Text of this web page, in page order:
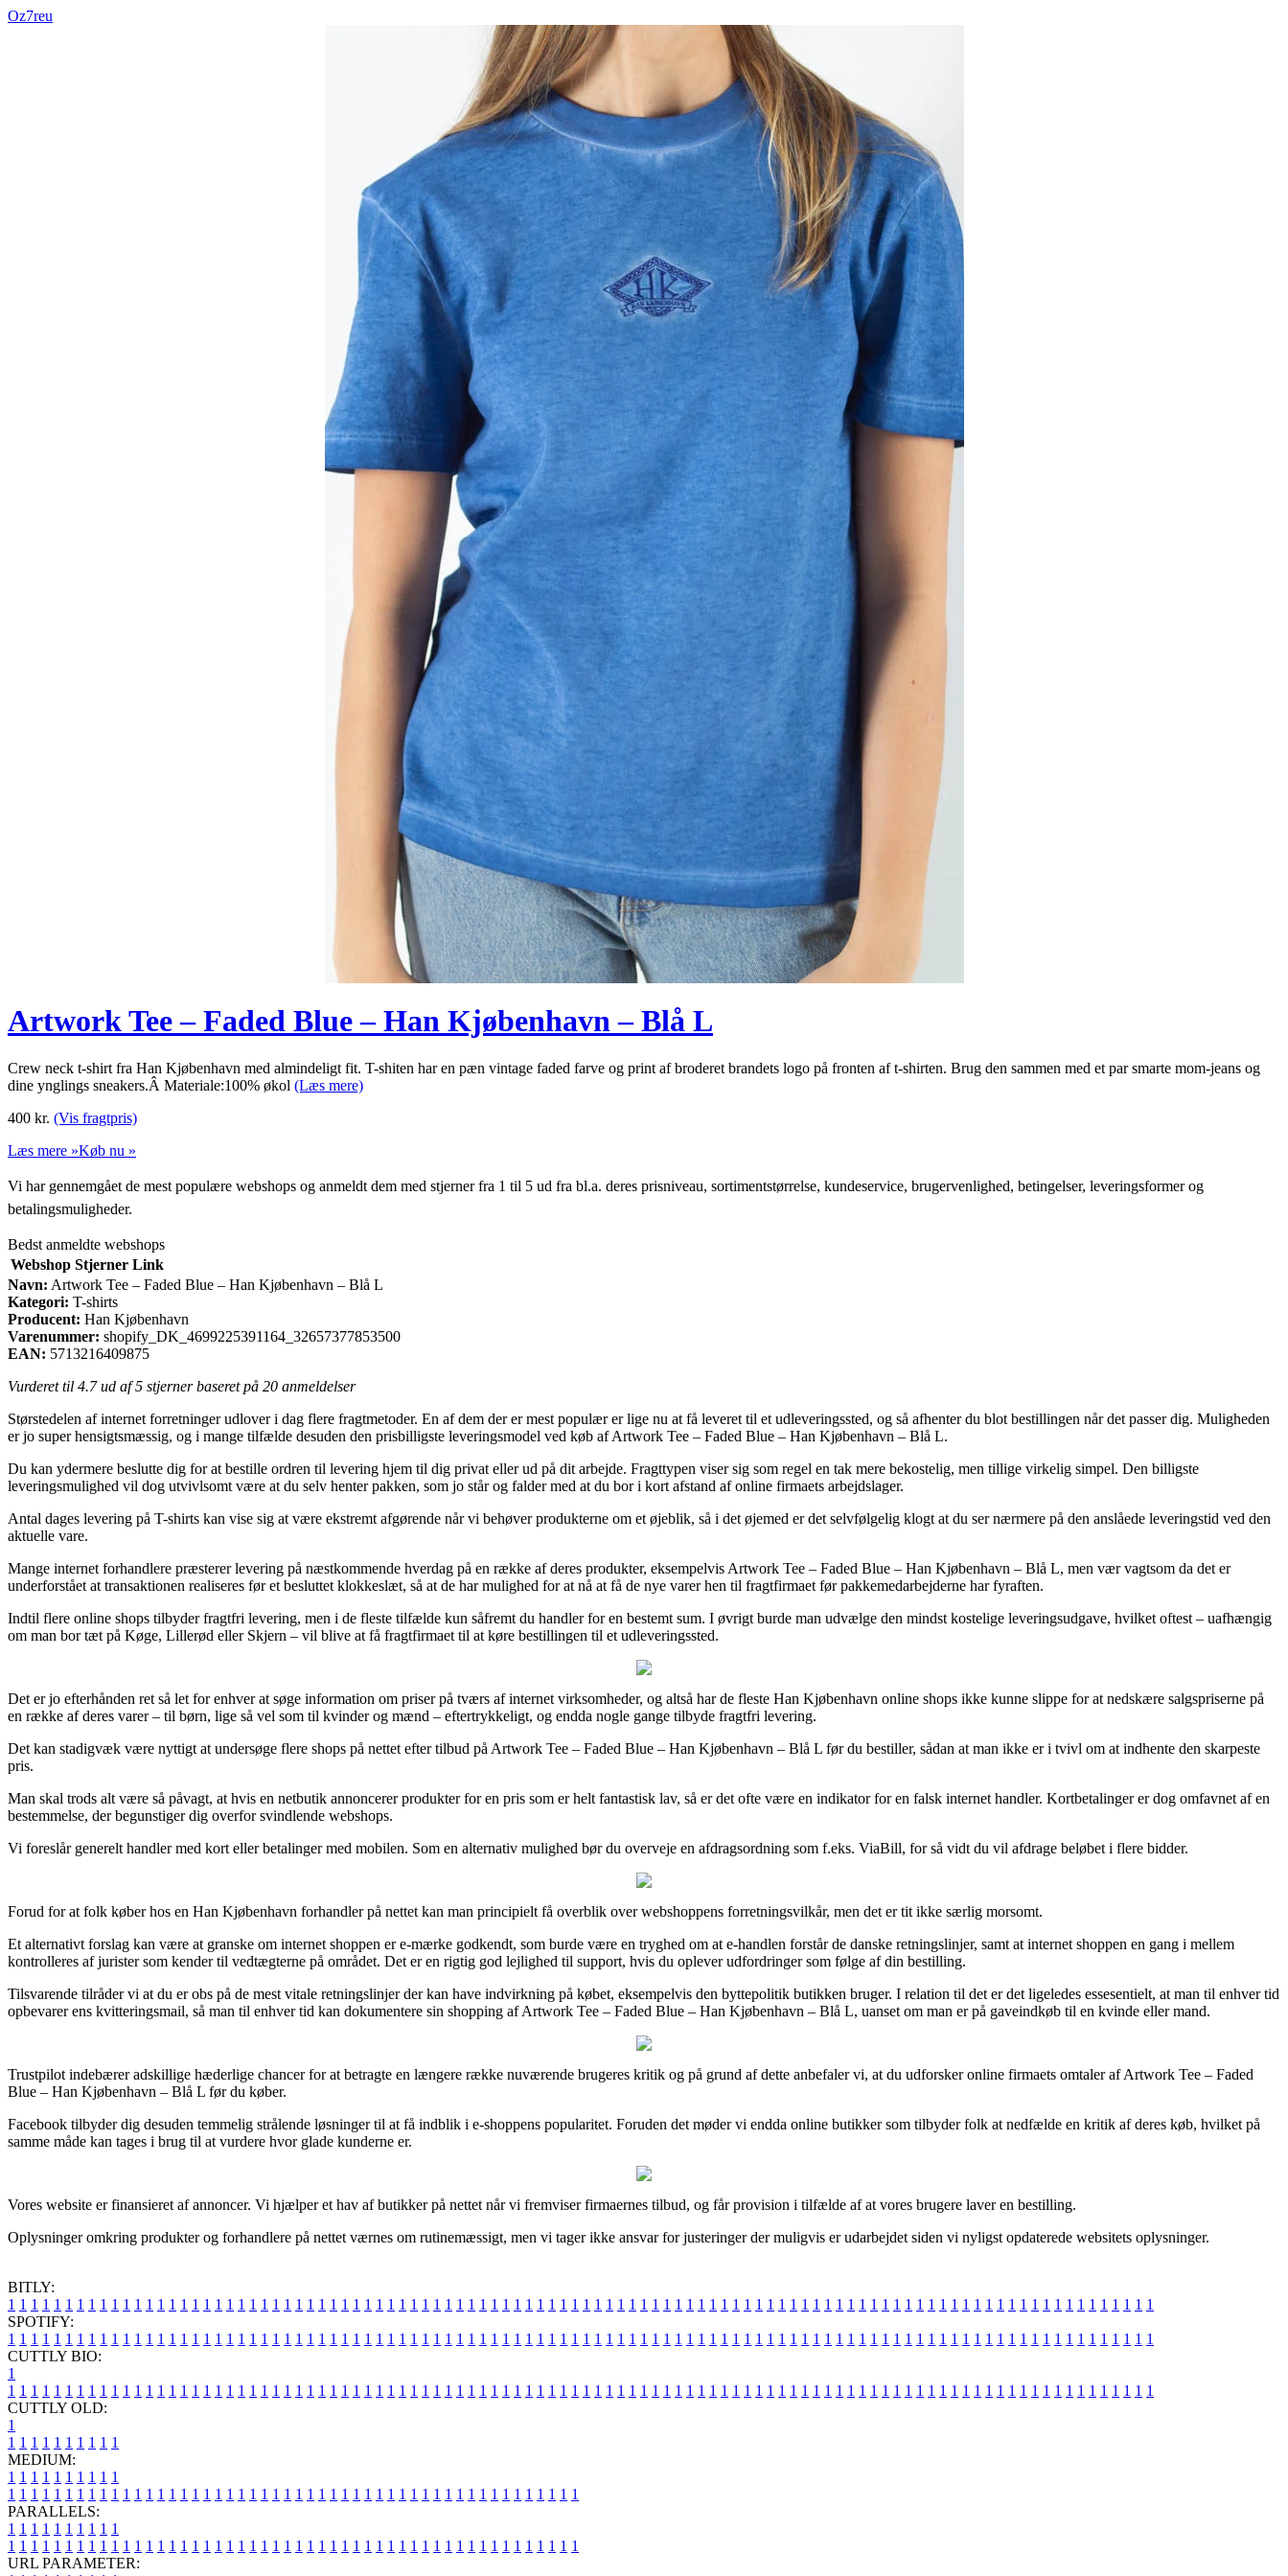
Oz7reu
Artwork Tee – Faded Blue – Han Kjøbenhavn – Blå L
Crew neck t-shirt fra Han Kjøbenhavn med almindeligt fit. T-shiten har en pæn vintage faded farve og print af broderet brandets logo på fronten af t-shirten. Brug den sammen med et par smarte mom-jeans og
dine ynglings sneakers.Â Materiale:100% økol (Læs mere)
400 kr. (Vis fragtpris)
Læs mere »Køb nu »
Vi har gennemgået de mest populære webshops og anmeldt dem med stjerner fra 1 til 5 ud fra bl.a. deres prisniveau, sortimentstørrelse, kundeservice, brugervenlighed, betingelser, leveringsformer og
betalingsmuligheder.
Bedst anmeldte webshops
Webshop Stjerner Link
Navn: Artwork Tee – Faded Blue – Han Kjøbenhavn – Blå L
Kategori: T-shirts
Producent: Han Kjøbenhavn
Varenummer: shopify_DK_4699225391164_32657377853500
EAN: 5713216409875
Vurderet til 4.7ud af 5 stjerner baseret på 20 anmeldelser
Størstedelen af internet forretninger udlover i dag flere fragtmetoder. En af dem der er mest populær er lige nu at få leveret til et udleveringssted, og så afhenter du blot bestillingen når det passer dig. Muligheden
er jo super hensigtsmæssig, og i mange tilfælde desuden den prisbilligste leveringsmodel ved køb af Artwork Tee – Faded Blue – Han Kjøbenhavn – Blå L.
Du kan ydermere beslutte dig for at bestille ordren til levering hjem til dig privat eller ud på dit arbejde. Fragttypen viser sig som regel en tak mere bekostelig, men tillige virkelig simpel. Den billigste
leveringsmulighed vil dog utvivlsomt være at du selv henter pakken, som jo står og falder med at du bor i kort afstand af online firmaets arbejdslager.
Antal dages levering på T-shirts kan vise sig at være ekstremt afgørende når vi behøver produkterne om et øjeblik, så i det øjemed er det selvfølgelig klogt at du ser nærmere på den anslåede leveringstid ved den
aktuelle vare.
Mange internet forhandlere præsterer levering på næstkommende hverdag på en række af deres produkter, eksempelvis Artwork Tee – Faded Blue – Han Kjøbenhavn – Blå L, men vær vagtsom da det er
underforstået at transaktionen realiseres før et besluttet klokkeslæt, så at de har mulighed for at nå at få de nye varer hen til fragtfirmaet før pakkemedarbejderne har fyraften.
Indtil flere online shops tilbyder fragtfri levering, men i de fleste tilfælde kun såfremt du handler for en bestemt sum. I øvrigt burde man udvælge den mindst kostelige leveringsudgave, hvilket oftest – uafhængig
om man bor tæt på Køge, Lillerød eller Skjern – vil blive at få fragtfirmaet til at køre bestillingen til et udleveringssted.
Det er jo efterhånden ret så let for enhver at søge information om priser på tværs af internet virksomheder, og altså har de fleste Han Kjøbenhavn online shops ikke kunne slippe for at nedskære salgspriserne på
en række af deres varer – til børn, lige så vel som til kvinder og mænd – eftertrykkeligt, og endda nogle gange tilbyde fragtfri levering.
Det kan stadigvæk være nyttigt at undersøge flere shops på nettet efter tilbud på Artwork Tee – Faded Blue – Han Kjøbenhavn – Blå L før du bestiller, sådan at man ikke er i tvivl om at indhente den skarpeste
pris.
Man skal trods alt være så påvagt, at hvis en netbutik annoncerer produkter for en pris som er helt fantastisk lav, så er det ofte være en indikator for en falsk internet handler. Kortbetalinger er dog omfavnet af en
bestemmelse, der begunstiger dig overfor svindlende webshops.
Vi foreslår generelt handler med kort eller betalinger med mobilen. Som en alternativ mulighed bør du overveje en afdragsordning som f.eks. ViaBill, for så vidt du vil afdrage beløbet i flere bidder.
Forud for at folk køber hos en Han Kjøbenhavn forhandler på nettet kan man principielt få overblik over webshoppens forretningsvilkår, men det er tit ikke særlig morsomt.
Et alternativt forslag kan være at granske om internet shoppen er e-mærke godkendt, som burde være en tryghed om at e-handlen forstår de danske retningslinjer, samt at internet shoppen en gang i mellem
kontrolleres af jurister som kender til vedtægterne på området. Det er en rigtig god lejlighed til support, hvis du oplever udfordringer som følge af din bestilling.
Tilsvarende tilråder vi at du er obs på de mest vitale retningslinjer der kan have indvirkning på købet, eksempelvis den byttepolitik butikken bruger. I relation til det er det ligeledes essesentielt, at man til enhver tid
opbevarer ens kvitteringsmail, så man til enhver tid kan dokumentere sin shopping af Artwork Tee – Faded Blue – Han Kjøbenhavn – Blå L, uanset om man er på gaveindkøb til en kvinde eller mand.
Trustpilot indebærer adskillige hæderlige chancer for at betragte en længere række nuværende brugeres kritik og på grund af dette anbefaler vi, at du udforsker online firmaets omtaler af Artwork Tee – Faded
Blue – Han Kjøbenhavn – Blå L før du køber.
Facebook tilbyder dig desuden temmelig strålende løsninger til at få indblik i e-shoppens popularitet. Foruden det møder vi endda online butikker som tilbyder folk at nedfælde en kritik af deres køb, hvilket på
samme måde kan tages i brug til at vurdere hvor glade kunderne er.
Vores website er finansieret af annoncer. Vi hjælper et hav af butikker på nettet når vi fremviser firmaernes tilbud, og får provision i tilfælde af at vores brugere laver en bestilling.
Oplysninger omkring produkter og forhandlere på nettet værnes om rutinemæssigt, men vi tager ikke ansvar for justeringer der muligvis er udarbejdet siden vi nyligst opdaterede websitets oplysninger.
BITLY:
1 1 1 1 1 1 1 1 1 1 1 1 1 1 1 1 1 1 1 1 1 1 1 1 1 1 1 1 1 1 1 1 1 1 1 1 1 1 1 1 1 1 1 1 1 1 1 1 1 1 1 1 1 1 1 1 1 1 1 1 1 1 1 1 1 1 1 1 1 1 1 1 1 1 1 1 1 1 1 1 1 1 1 1 1 1 1 1 1 1 1 1 1 1 1 1 1 1 1 1
SPOTIFY:
1 1 1 1 1 1 1 1 1 1 1 1 1 1 1 1 1 1 1 1 1 1 1 1 1 1 1 1 1 1 1 1 1 1 1 1 1 1 1 1 1 1 1 1 1 1 1 1 1 1 1 1 1 1 1 1 1 1 1 1 1 1 1 1 1 1 1 1 1 1 1 1 1 1 1 1 1 1 1 1 1 1 1 1 1 1 1 1 1 1 1 1 1 1 1 1 1 1 1 1
CUTTLY BIO:
1
1 1 1 1 1 1 1 1 1 1 1 1 1 1 1 1 1 1 1 1 1 1 1 1 1 1 1 1 1 1 1 1 1 1 1 1 1 1 1 1 1 1 1 1 1 1 1 1 1 1 1 1 1 1 1 1 1 1 1 1 1 1 1 1 1 1 1 1 1 1 1 1 1 1 1 1 1 1 1 1 1 1 1 1 1 1 1 1 1 1 1 1 1 1 1 1 1 1 1 1
CUTTLY OLD:
1
1 1 1 1 1 1 1 1 1 1
MEDIUM:
1 1 1 1 1 1 1 1 1 1
1 1 1 1 1 1 1 1 1 1 1 1 1 1 1 1 1 1 1 1 1 1 1 1 1 1 1 1 1 1 1 1 1 1 1 1 1 1 1 1 1 1 1 1 1 1 1 1 1 1
PARALLELS:
1 1 1 1 1 1 1 1 1 1
1 1 1 1 1 1 1 1 1 1 1 1 1 1 1 1 1 1 1 1 1 1 1 1 1 1 1 1 1 1 1 1 1 1 1 1 1 1 1 1 1 1 1 1 1 1 1 1 1 1
URL PARAMETER: